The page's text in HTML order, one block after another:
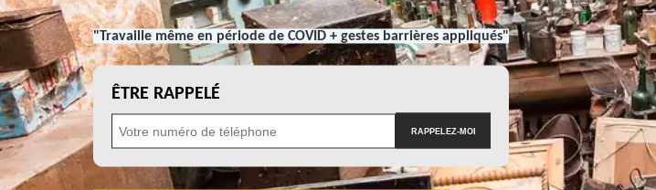
"Travaille même en période de COVID + gestes barrières appliqués"
ÊTRE RAPPELÉ